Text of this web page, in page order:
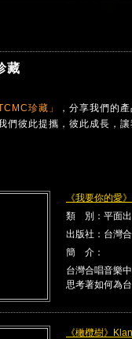
藏
TCMC珍藏」
，分享我們的
們彼此提攜，彼此成長，
《我要你的愛
類 別：平面
出版社：台灣
簡 介：
台灣合唱音樂
思考著如何為
《橄欖樹》